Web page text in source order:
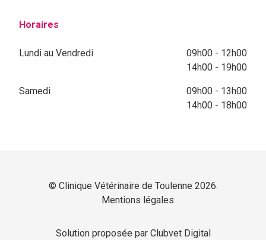
Horaires
Lundi au Vendredi
09h00 - 12h00
14h00 - 19h00
Samedi
09h00 - 13h00
14h00 - 18h00
© Clinique Vétérinaire de Toulenne 2026.
Mentions légales
Solution proposée par Clubvet Digital